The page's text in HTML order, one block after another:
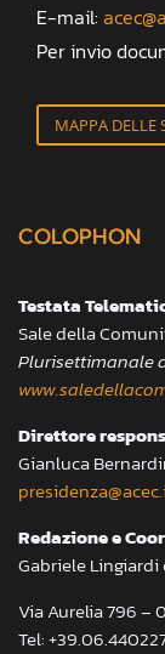
E-mail:
Per invio
MAPPA DELLE
COLOPHON
Testata
Sale della
Plurisettimanale
Direttore
Gianluca
Redazione e
Gabriele Lingiardi
Via Aurelia 796 –
Tel: